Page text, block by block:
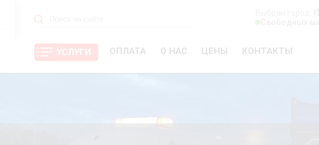
УСЛУГИ ОПЛАТА О НАС ЦЕНЫ КОНТАКТЫ